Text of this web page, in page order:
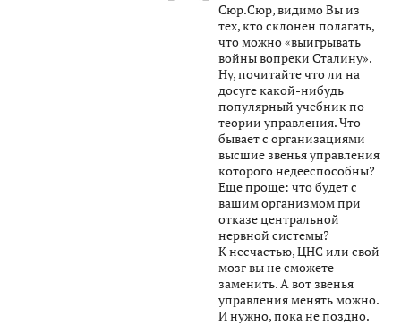
Сюр.Сюр, видимо Вы из
тех, кто склонен полагать,
что можно «выигрывать
войны вопреки Сталину».
Ну, почитайте что ли на
досуге какой-нибудь
популярный учебник по
теории управления. Что
бывает с организациями
высшие звенья управления
которого недееспособны?
Еще проще: что будет с
вашим организмом при
отказе центральной
нервной системы?
К несчастью, ЦНС или свой
мозг вы не сможете
заменить. А вот звенья
управления менять можно.
И нужно, пока не поздно.